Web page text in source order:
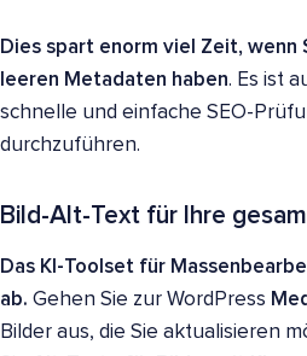
Dies spart enorm viel Zeit, wenn
leeren Metadaten haben. Es ist
schnelle und einfache SEO-
durchzuführen.
Bild-Alt-Text für Ihre
Das KI-Toolset für
ab. Gehen Sie zur WordPress
Bilder aus, die Sie aktualisieren